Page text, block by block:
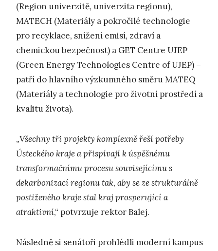
(Region univerzitě, univerzita regionu),
MATECH (Materiály a pokročilé technologie
pro recyklace, snížení emisí, zdraví a
chemickou bezpečnost) a GET Centre UJEP
(Green Energy Technologies Centre of UJEP) –
patří do hlavního výzkumného směru MATEQ
(Materiály a technologie pro životní prostředí a
kvalitu života).
„Všechny tři projekty komplexně řeší potřeby
Ústeckého kraje a přispívají k úspěšnému
transformačnímu procesu souvisejícímu s
dekarbonizací regionu tak, aby se ze strukturálně
postiženého kraje stal kraj prosperující a
atraktivní,“ potvrzuje rektor Balej.
Následně si senátoři prohlédli moderní kampus